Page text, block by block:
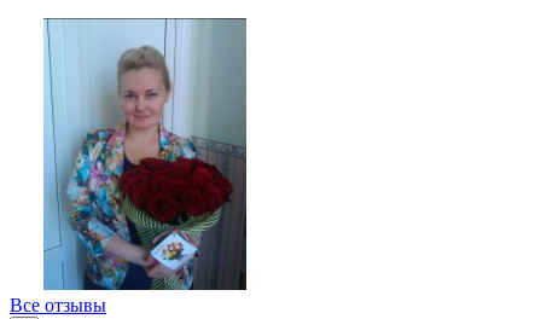
Все отзывы